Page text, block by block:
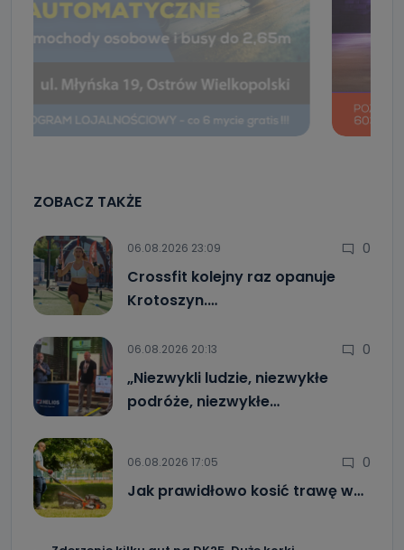
ZOBACZ TAKŻE
06.08.2026 23:09 0
Crossfit kolejny raz opanuje
Krotoszyn.…
06.08.2026 20:13 0
„Niezwykli ludzie, niezwykłe
podróże, niezwykłe…
06.08.2026 17:05 0
Jak prawidłowo kosić trawę w…